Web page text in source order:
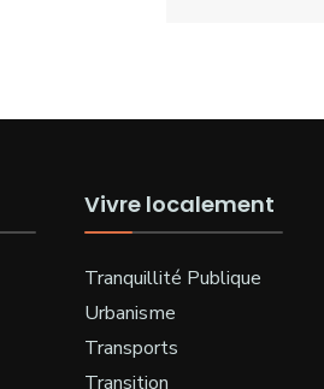
Vivre localement
Tranquillité Publique
Urbanisme
Transports
Transition